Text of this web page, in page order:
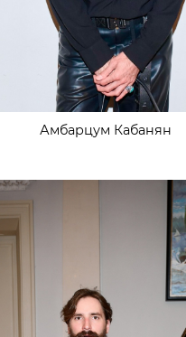
Амбарцум Кабанян